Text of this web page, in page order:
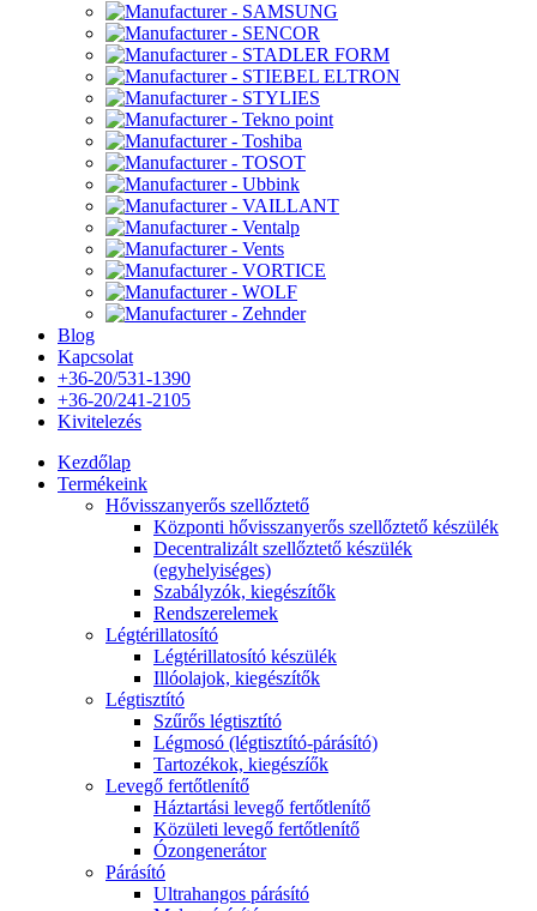
Blog
Kapcsolat
+36-20/531-1390
+36-20/241-2105
Kivitelezés
Kezdőlap
Termékeink
Hővisszanyerős szellőztető
Központi hővisszanyerős szellőztető készülék
Decentralizált szellőztető készülék
(egyhelyiséges)
Szabályzók, kiegészítők
Rendszerelemek
Légtérillatosító
Légtérillatosító készülék
Illóolajok, kiegészítők
Légtisztító
Szűrős légtisztító
Légmosó (légtisztító-párásító)
Tartozékok, kiegészíők
Levegő fertőtlenítő
Háztartási levegő fertőtlenítő
Közületi levegő fertőtlenítő
Ózongenerátor
Párásító
Ultrahangos párásító